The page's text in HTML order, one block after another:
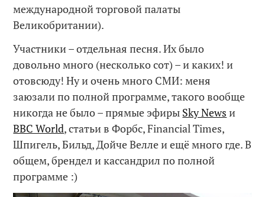
международной торговой палаты
Великобритании).
Участники – отдельная песня. Их было
довольно много (несколько сот) – и каких! и
отовсюду! Ну и очень много СМИ: меня
заюзали по полной программе, такого вообще
никогда не было – прямые эфиры Sky News и
BBC World, статьи в Форбс, Financial Times,
Шпигель, Бильд, Дойче Велле и ещё много где. В
общем, брендел и кассандрил по полной
программе :)